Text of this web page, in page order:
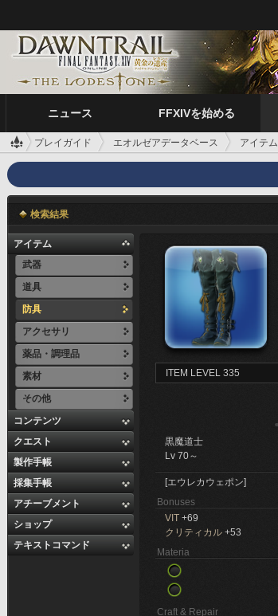
ニュース FFXIVを始める
プレイガイド エオルゼアデータベース アイテム
検索結果
アイテム
武器
道具
防具
アクセサリ
薬品・調理品
素材
その他
コンテンツ
クエスト
製作手帳
採集手帳
アチーブメント
ショップ
テキストコマンド
ITEM LEVEL 335
黒魔道士
Lv 70～
[エウレカウェポン]
Bonuses
VIT +69
クリティカル +53
Materia
Craft & Repair